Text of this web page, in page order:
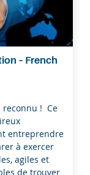
– French
reconnu ! Ce
entreprendre
à exercer
agiles et
de trouver